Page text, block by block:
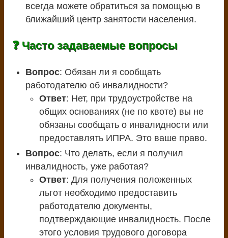
всегда можете обратиться за помощью в
ближайший центр занятости населения.
❓ Часто задаваемые вопросы
Вопрос: Обязан ли я сообщать
работодателю об инвалидности?
Ответ: Нет, при трудоустройстве на
общих основаниях (не по квоте) вы не
обязаны сообщать о инвалидности или
предоставлять ИПРА. Это ваше право.
Вопрос: Что делать, если я получил
инвалидность, уже работая?
Ответ: Для получения положенных
льгот необходимо предоставить
работодателю документы,
подтверждающие инвалидность. После
этого условия трудового договора